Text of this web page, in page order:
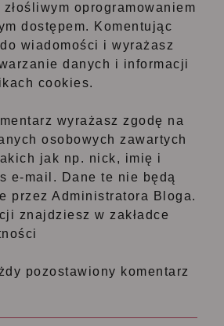
oprogramowaniem
dostępem. Komentując
wiadomości i wyrażasz
danych i informacji
cookies.
wyrażasz zgodę na
osobowych zawartych
jak np. nick, imię i
e-mail. Dane te nie będą
przez Administratora Bloga.
znajdziesz w zakładce
pozostawiony komentarz